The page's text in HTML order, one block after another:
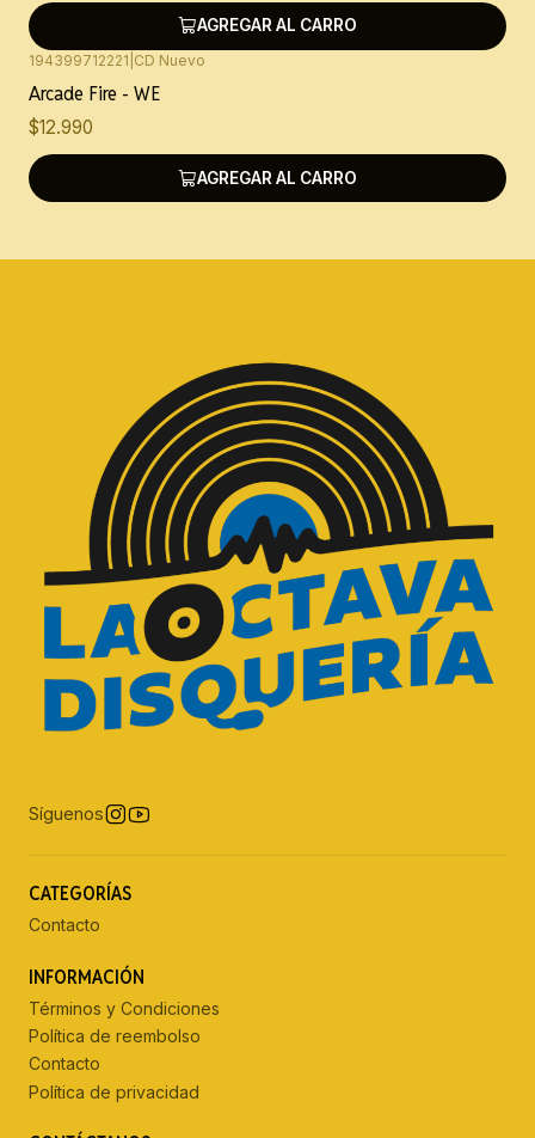
AGREGAR AL CARRO
194399712221 CD Nuevo
Arcade Fire - WE
$12.990
AGREGAR AL CARRO
Síguenos
CATEGORÍAS
Contacto
INFORMACIÓN
Términos y Condiciones
Política de reembolso
Contacto
Política de privacidad